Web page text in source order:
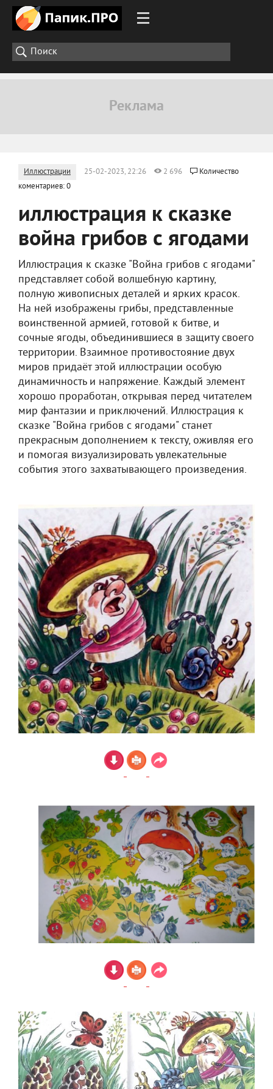
Иллюстрации 25-02-2023, 22:26 2 696
Количество
коментариев: 0
иллюстрация к сказке
война грибов с ягодами
Иллюстрация к сказке "Война грибов с ягодами"
представляет собой волшебную картину,
полную живописных деталей и ярких красок.
На ней изображены грибы, представленные
воинственной армией, готовой к битве, и
сочные ягоды, объединившиеся в защиту своего
территории. Взаимное противостояние двух
миров придаёт этой иллюстрации особую
динамичность и напряжение. Каждый элемент
хорошо проработан, открывая перед читателем
мир фантазии и приключений. Иллюстрация к
сказке "Война грибов с ягодами" станет
прекрасным дополнением к тексту, оживляя его
и помогая визуализировать увлекательные
события этого захватывающего произведения.